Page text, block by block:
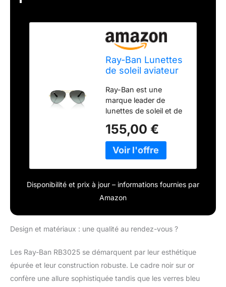
Ray-Ban Lunettes
de soleil aviateur
RB3025, noir sur
or/bleu vintage
dégradé noir
Ray-Ban est une
marque leader de
lunettes de soleil et de
offre depuis des
générations
l'authenticité, un style
qualité
155,00 €
Disponibilité et prix à jour – informations fournies par
Amazon
Design et matériaux : une qualité au rendez-vous ?
Les Ray-Ban RB3025 se démarquent par leur esthétique
épurée et leur construction robuste. Le cadre noir sur or
confère une allure sophistiquée tandis que les verres bleu